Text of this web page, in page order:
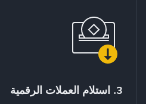
3. استلام العملات الرقمية